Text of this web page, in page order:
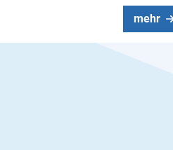
mehr